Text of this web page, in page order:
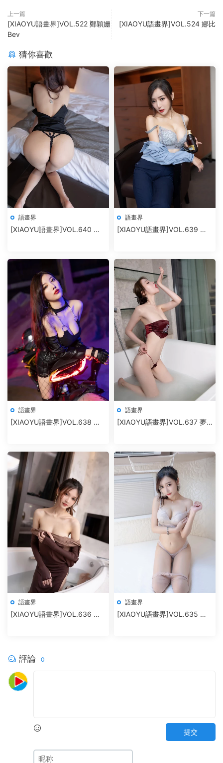
上一篇
[XIAOYU語畫界]VOL.522 鄭穎姗
Bev
下一篇
[XIAOYU語畫界]VOL.524 娜比
猜你喜歡
語畫界
[XIAOYU語畫界]VOL.640 楊
語畫界
[XIAOYU語畫界]VOL.639 王
語畫界
[XIAOYU語畫界]VOL.638 楊
語畫界
[XIAOYU語畫界]VOL.637 夢
語畫界
[XIAOYU語畫界]VOL.636 程
語畫界
[XIAOYU語畫界]VOL.635 王
評論 0
提交